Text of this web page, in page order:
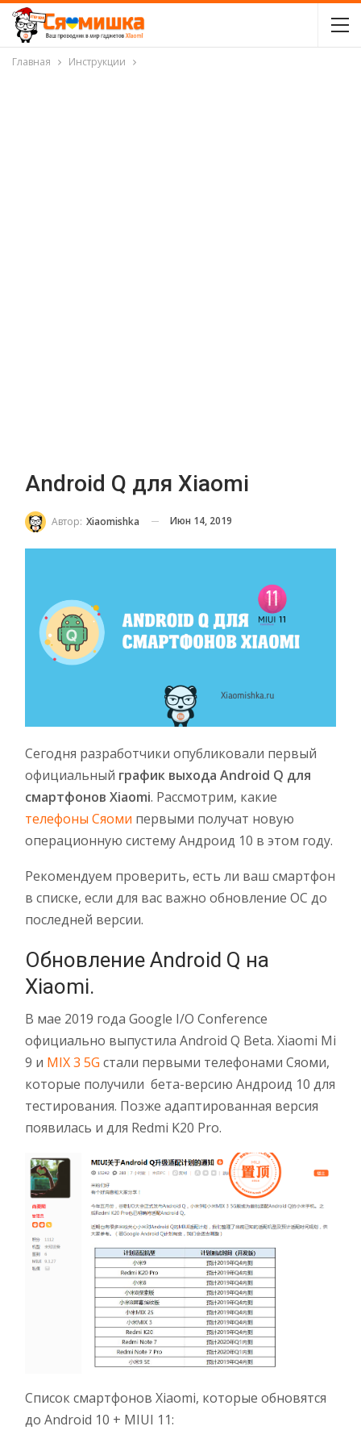
Главная Инструкции
Android Q для Xiaomi
Автор: Xiaomishka Июн 14, 2019
Сегодня разработчики опубликовали первый
официальный график выхода Android Q для
смартфонов Xiaomi. Рассмотрим, какие
телефоны Сяоми первыми получат новую
операционную систему Андроид 10 в этом году.
Рекомендуем проверить, есть ли ваш смартфон
в списке, если для вас важно обновление ОС до
последней версии.
Обновление Android Q на
Xiaomi.
В мае 2019 года Google I/O Conference
официально выпустила Android Q Beta. Xiaomi Mi
9 и MIX 3 5G стали первыми телефонами Сяоми,
которые получили бета-версию Андроид 10 для
тестирования. Позже адаптированная версия
появилась и для Redmi K20 Pro.
Список смартфонов Xiaomi, которые обновятся
до Android 10 + MIUI 11: